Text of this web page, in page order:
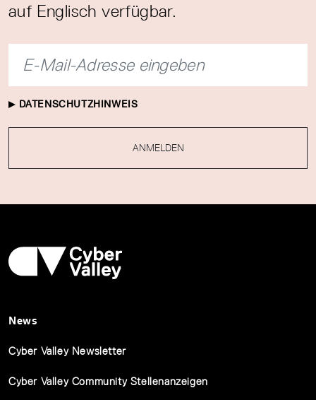
auf Englisch verfügbar.
DATENSCHUTZHINWEIS
ANMELDEN
News
Cyber Valley Newsletter
Cyber Valley Community Stellenanzeigen